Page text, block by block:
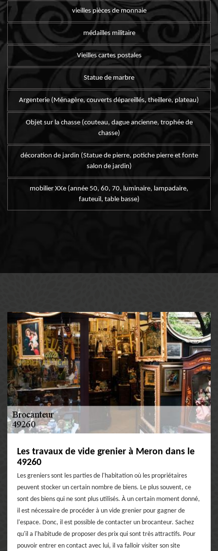
vieilles pièces de monnaie
médailles militaire
Vieilles cartes postales
Statue de marbre
Argenterie (Ménagère, couverts dépareillés, theillere, plateau)
Objet sur la chasse (couteau, dague ancienne, trophée de
chasse)
décoration de jardin (Statue de pierre, potiche pierre et fonte
salon de jardin)
mobilier XXe (année 50, 60, 70, luminaire, lampadaire,
fauteuil, table basse)
Les travaux de vide grenier à Meron dans le
49260
Les greniers sont les parties de l'habitation où les propriétaires
peuvent stocker un certain nombre de biens. Le plus souvent, ce
sont des biens qui ne sont plus utilisés. À un certain moment donné,
il est nécessaire de procéder à un vide grenier pour gagner de
l'espace. Donc, il est possible de contacter un brocanteur. Sachez
qu'il a l'habitude de proposer des prix qui sont très attractifs. Pour
pouvoir entrer en contact avec lui, il va falloir visiter son site